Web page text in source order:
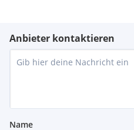
Anbieter kontaktieren
Name